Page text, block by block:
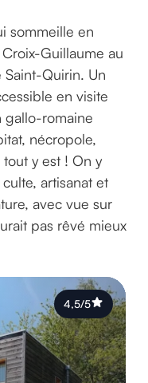
sommeille en
Guillaume au
Quirin. Un
en visite
gallo-romaine
nécropole,
y est ! On y
artisanat et
avec vue sur
pas rêvé mieux
4,5/5